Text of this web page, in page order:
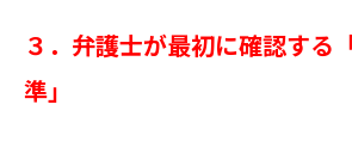
３．弁護士が最初に確認する
準」